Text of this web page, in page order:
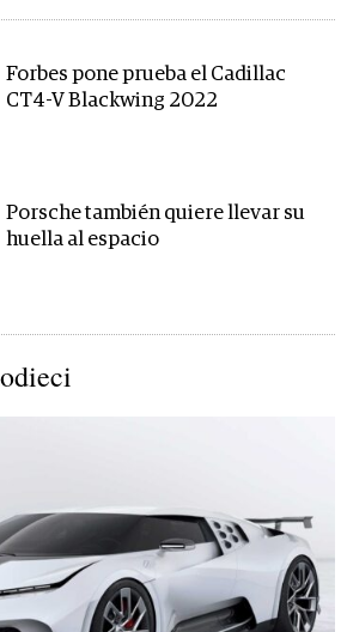
Forbes pone prueba el Cadillac
CT4-V Blackwing 2022
Porsche también quiere llevar su
huella al espacio